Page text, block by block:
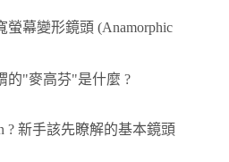
螢幕變形鏡頭 (Anamorphic
的"麥高芬"是什麼 ?
? 新手該先瞭解的基本鏡頭